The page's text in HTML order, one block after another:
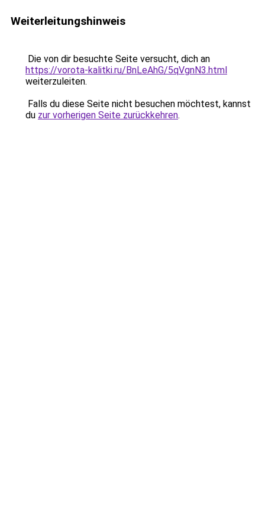
Weiterleitungshinweis
Die von dir besuchte Seite versucht, dich an
https://vorota-kalitki.ru/BnLeAhG/5qVgnN3.html
weiterzuleiten.
Falls du diese Seite nicht besuchen möchtest, kannst
du zur vorherigen Seite zurückkehren.